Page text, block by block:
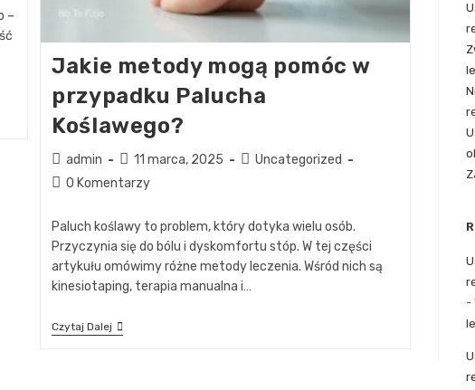
–
Jakie metody mogą pomóc w
przypadku Palucha
Koślawego?
admin 11 marca, 2025
Uncategorized
0 Komentarzy
Paluch koślawy to problem, który dotyka wielu osób.
Przyczynia się do bólu i dyskomfortu stóp. W tej części
artykułu omówimy różne metody leczenia. Wśród nich są
kinesiotaping, terapia manualna i…
Czytaj Dalej
-